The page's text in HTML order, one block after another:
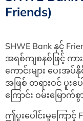
Friends)
SHWE Bank နှင့်
အရစ်ကျစနစ်ဖြင့်
ကောင်းများ ပေးအပ်နို
အဖြစ် တရားဝင် ပူး
ကြောင်း ဝမ်းမြော
ဤပူးပေါင်းမှုကြောင့်